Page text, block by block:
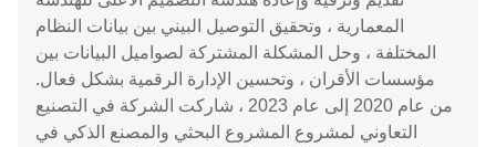
المعمارية ، وتحقيق التوصيل البيني بين بيانات النظام
المختلفة ، وحل المشكلة المشتركة لصواميل البيانات بين
مؤسسات الأقران ، وتحسين الإدارة الرقمية بشكل فعال.
من عام 2020 إلى عام 2023 ، شاركت الشركة في التصنيع
التعاوني لمشروع المشروع البحثي والمصنع الذكي في